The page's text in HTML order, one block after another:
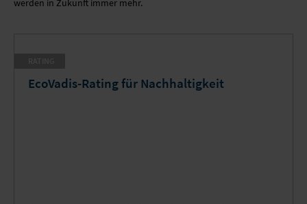
TEXTILSPANNRAHMEN
werden in Zukunft immer mehr.
EcoVadis-Rating für Nachhaltigkeit